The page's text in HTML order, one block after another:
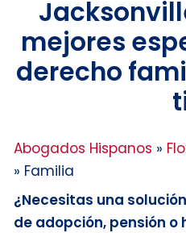
mejores
derecho
Abogados Hispanos »
» Familia
¿Necesitas una
de adopción, pensión o